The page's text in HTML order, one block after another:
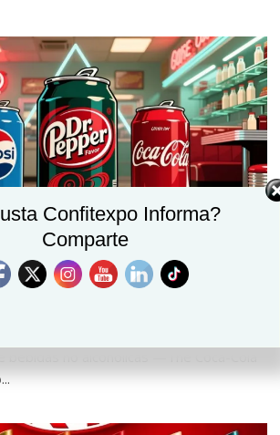
Informa 0
unen fuerzas para revelar
QR
que dominan el mercado
no alcohólicas —The Coca-Cola
Confitexpo Informa?
Comparte